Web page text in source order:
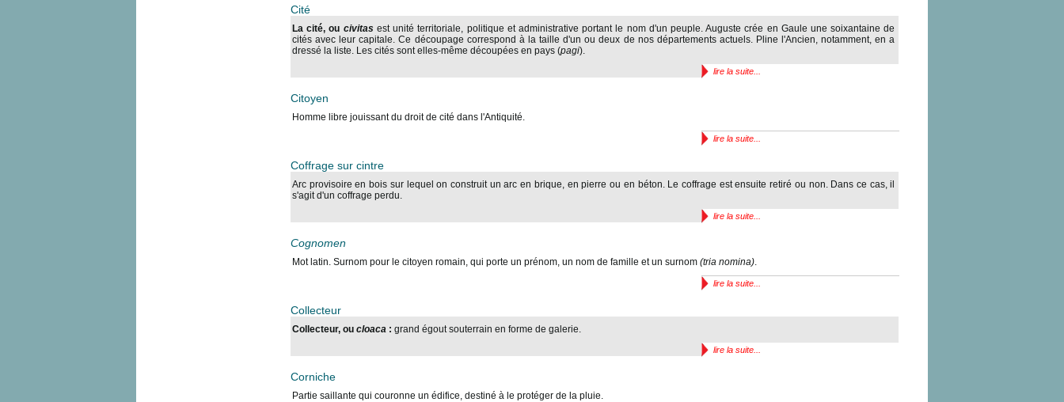
Cité
La cité, ou civitas est unité territoriale, politique et administrative portant le nom d'un peuple. Auguste crée en Gaule une soixantaine de
cités avec leur capitale. Ce découpage correspond à la taille d'un ou deux de nos départements actuels. Pline l'Ancien, notamment, en a
dressé la liste. Les cités sont elles-même découpées en pays (pagi).
lire la suite...
Citoyen
Homme libre jouissant du droit de cité dans l'Antiquité.
lire la suite...
Coffrage sur cintre
Arc provisoire en bois sur lequel on construit un arc en brique, en pierre ou en béton. Le coffrage est ensuite retiré ou non. Dans ce cas, il
s'agit d'un coffrage perdu.
lire la suite...
Cognomen
Mot latin. Surnom pour le citoyen romain, qui porte un prénom, un nom de famille et un surnom (tria nomina).
lire la suite...
Collecteur
Collecteur, ou cloaca : grand égout souterrain en forme de galerie.
lire la suite...
Corniche
Partie saillante qui couronne un édifice, destiné à le protéger de la pluie.